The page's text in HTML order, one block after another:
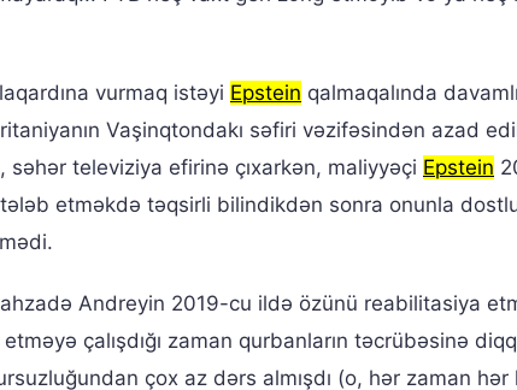
vurmaq istəyi Epstein qalmaqalında
Vaşinqtondakı səfiri vəzifəsindən azad
səhər televiziya efirinə çıxarkən, maliyyəçi Epstein
etməkdə təqsirli bilindikdən sonra onunla
Andreyin 2019-cu ildə özünü reabilitasiya
çalışdığı zaman qurbanların təcrübəsinə
çox az dərs almışdı (o, hər zaman hər